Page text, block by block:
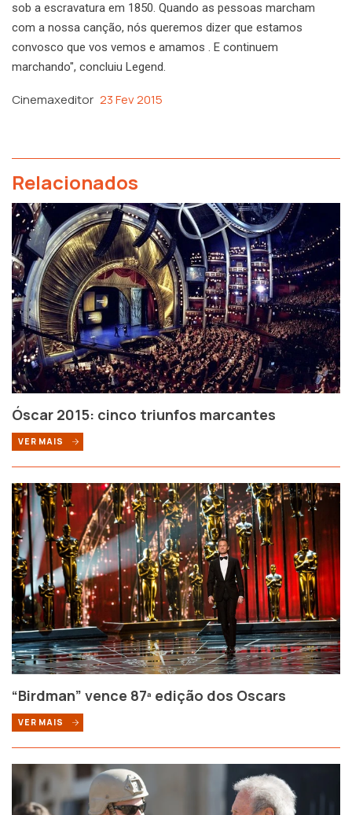
sob a escravatura em 1850. Quando as pessoas marcham
com a nossa canção, nós queremos dizer que estamos
convosco que vos vemos e amamos . E continuem
marchando", concluiu Legend.
Cinemaxeditor 23 Fev 2015
Relacionados
Óscar 2015: cinco triunfos marcantes
VER MAIS
“Birdman” vence 87ª edição dos Oscars
VER MAIS